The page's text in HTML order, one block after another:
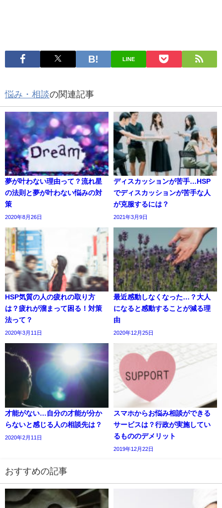
LINE
悩み・相談の関連記事
夢が叶わない理由って？流れ星
の法則と夢が叶わない悩みの対
策
2020年8月26日
ディスカッションが苦手…HSP
でディスカッションが苦手な人
が克服するには？
2021年3月9日
HSP気質の人の疲れの取り方
は？疲れが溜まって困る！対策
法って？
2020年3月11日
最近感動しなくなった…？大人
になると感動することが減る理
由
2020年12月25日
才能がない…自分の才能が分か
らないと感じる人の相談先は？
2020年2月11日
スマホからお悩み相談ができる
サービスは？行政が実施してい
るもののデメリット
2019年12月22日
おすすめの記事